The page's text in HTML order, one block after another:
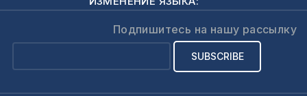
ученики – будущее
церквей, от
Подпишитесь на нашу рассылку